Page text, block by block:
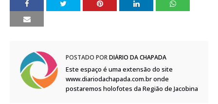
POSTADO PORDIÁRIO DA CHAPADA
Este espaço é uma extensão do site
www.diariodachapada.com.br onde
postaremos holofotes da Região de Jacobina